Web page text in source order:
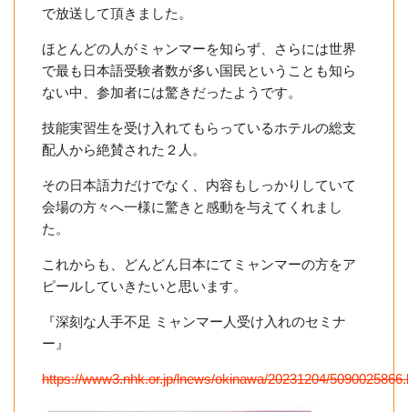
で放送して頂きました。
ほとんどの人がミャンマーを知らず、さらには世界
で最も日本語受験者数が多い国民ということも知ら
ない中、参加者には驚きだったようです。
技能実習生を受け入れてもらっているホテルの総支
配人から絶賛された２人。
その日本語力だけでなく、内容もしっかりしていて
会場の方々へ一様に驚きと感動を与えてくれまし
た。
これからも、どんどん日本にてミャンマーの方をア
ピールしていきたいと思います。
『深刻な人手不足 ミャンマー人受け入れのセミナ
ー』
https://www3.nhk.or.jp/lnews/okinawa/20231204/